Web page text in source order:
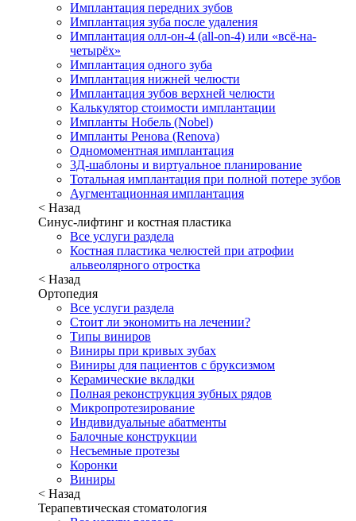
Имплантация передних зубов
Имплантация зуба после удаления
Имплантация олл-он-4 (all-on-4) или «всё-на-
четырёх»
Имплантация одного зуба
Имплантация нижней челюсти
Имплантация зубов верхней челюсти
Калькулятор стоимости имплантации
Импланты Нобель (Nobel)
Импланты Ренова (Renova)
Одномоментная имплантация
3Д-шаблоны и виртуальное планирование
Тотальная имплантация при полной потере зубов
Аугментационная имплантация
< Назад
Синус-лифтинг и костная пластика
Все услуги раздела
Костная пластика челюстей при атрофии
альвеолярного отростка
< Назад
Ортопедия
Все услуги раздела
Стоит ли экономить на лечении?
Типы виниров
Виниры при кривых зубах
Виниры для пациентов с бруксизмом
Керамические вкладки
Полная реконструкция зубных рядов
Микропротезирование
Индивидуальные абатменты
Балочные конструкции
Несъемные протезы
Коронки
Виниры
< Назад
Терапевтическая стоматология